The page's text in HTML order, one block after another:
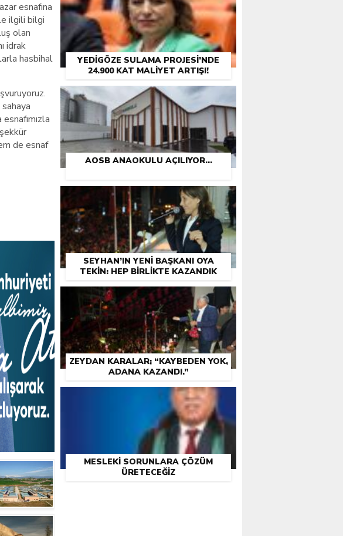
esnafına
ilgili bilgi
olan
idrak
hasbihal
de esnaf
YEDIGÖZE SULAMA PROJESI’NDE
24.900 KAT MALIYET ARTIŞI!
AOSB ANAOKULU AÇILIYOR…
SEYHAN’IN YENI BAŞKANI OYA
TEKIN: HEP BIRLIKTE KAZANDIK
ZEYDAN KARALAR; “KAYBEDEN YOK,
ADANA KAZANDI.”
MESLEKI SORUNLARA ÇÖZÜM
ÜRETECEĞIZ